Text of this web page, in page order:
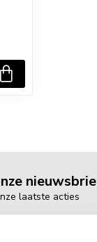
laatste acties